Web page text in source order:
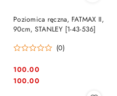
Poziomica ręczna, FATMAX II,
90cm, STANLEY [1-43-536]
(0)
Cena:
100.00
Cena:
100.00